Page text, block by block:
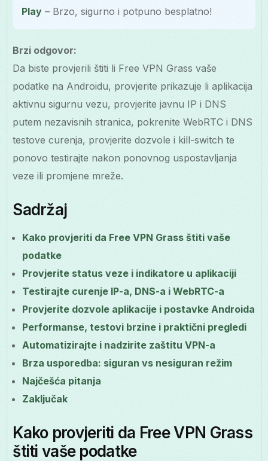
Play – Brzo, sigurno i potpuno besplatno!
Brzi odgovor:
Da biste provjerili štiti li Free VPN Grass vaše
podatke na Androidu, provjerite prikazuje li aplikacija
aktivnu sigurnu vezu, provjerite javnu IP i DNS
putem nezavisnih stranica, pokrenite WebRTC i DNS
testove curenja, provjerite dozvole i kill-switch te
ponovo testirajte nakon ponovnog uspostavljanja
veze ili promjene mreže.
Sadržaj
Kako provjeriti da Free VPN Grass štiti vaše
podatke
Provjerite status veze i indikatore u aplikaciji
Testirajte curenje IP-a, DNS-a i WebRTC-a
Provjerite dozvole aplikacije i postavke Androida
Performanse, testovi brzine i praktični pregledi
Automatizirajte i nadzirite zaštitu VPN-a
Brza usporedba: siguran vs nesiguran režim
Najčešća pitanja
Zaključak
Kako provjeriti da Free VPN Grass
štiti vaše podatke